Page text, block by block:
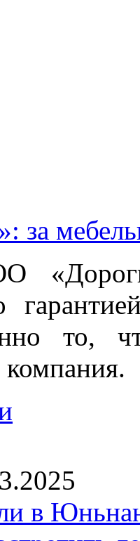
за
то,
компания.
в